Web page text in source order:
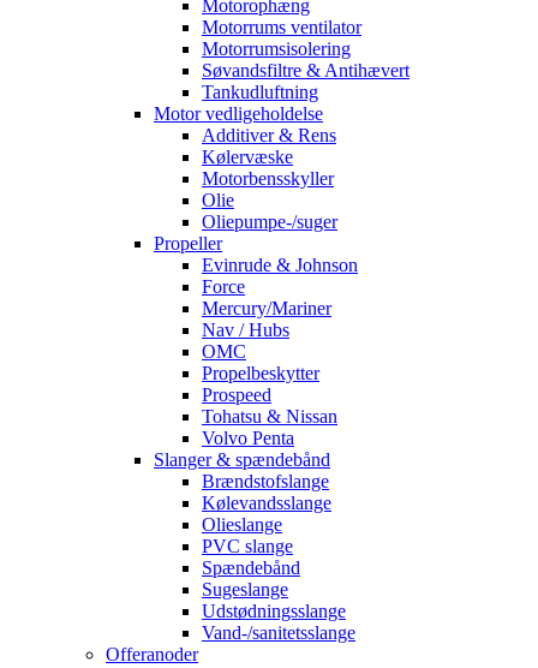
Motorophæng
Motorrums ventilator
Motorrumsisolering
Søvandsfiltre & Antihævert
Tankudluftning
Motor vedligeholdelse
Additiver & Rens
Kølervæske
Motorbensskyller
Olie
Oliepumpe-/suger
Propeller
Evinrude & Johnson
Force
Mercury/Mariner
Nav / Hubs
OMC
Propelbeskytter
Prospeed
Tohatsu & Nissan
Volvo Penta
Slanger & spændebånd
Brændstofslange
Kølevandsslange
Olieslange
PVC slange
Spændebånd
Sugeslange
Udstødningsslange
Vand-/sanitetsslange
Offeranoder